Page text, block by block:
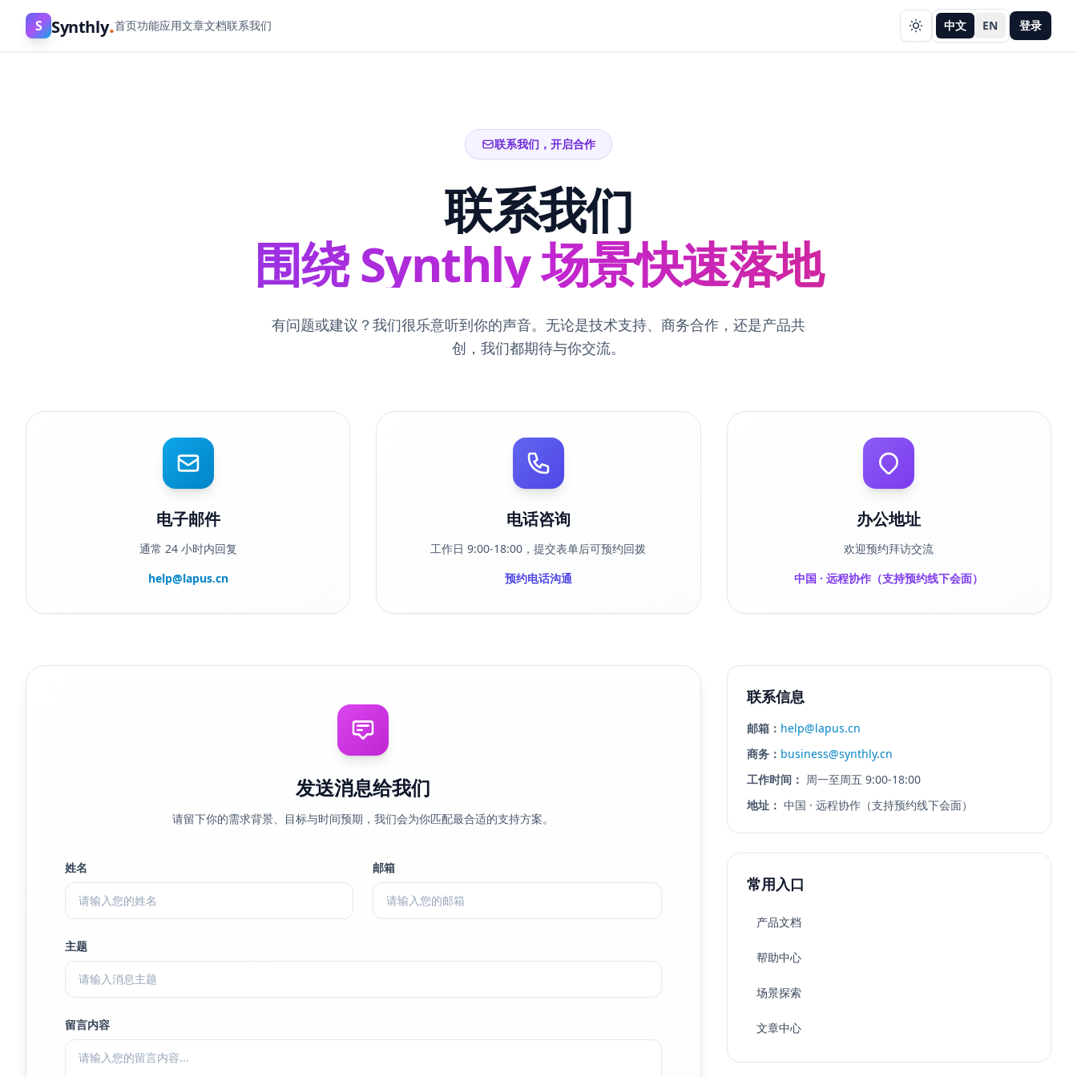
S Synthly.首页功能应用文章文档联系我们 中文 EN 登录
联系我们，开启合作
联系我们
围绕 Synthly 场景快速落地
有问题或建议？我们很乐意听到你的声音。无论是技术支持、商务合作，还是产品共
创，我们都期待与你交流。
电子邮件
通常 24 小时内回复
help@lapus.cn
电话咨询
工作日 9:00-18:00，提交表单后可预约回拨
预约电话沟通
办公地址
欢迎预约拜访交流
中国 · 远程协作（支持预约线下会面）
发送消息给我们
请留下你的需求背景、目标与时间预期，我们会为你匹配最合适的支持方案。
姓名 邮箱
主题
留言内容
联系信息
邮箱： help@lapus.cn
商务： business@synthly.cn
工作时间： 周一至周五 9:00-18:00
地址： 中国 · 远程协作（支持预约线下会面）
常用入口
产品文档
帮助中心
场景探索
文章中心